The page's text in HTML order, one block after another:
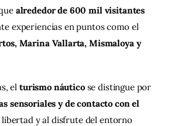
alrededor de 600 mil visitantes
experiencias en puntos como el
Marina Vallarta, Mismaloya y
el turismo náutico se distingue por
sensoriales y de contacto con el
libertad y al disfrute del entorno